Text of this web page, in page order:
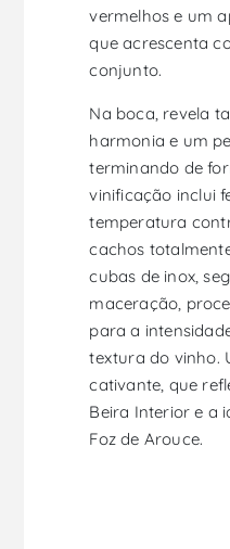
vermelhos e um
que acrescenta
conjunto.
Na boca, revela
harmonia e um
terminando de
vinificação inclui
temperatura
cachos
cubas de inox,
maceração,
para a
textura do vinho.
cativante, que
Beira Interior e a
Foz de Arouce.